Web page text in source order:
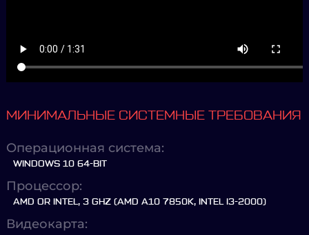
МИНИМАЛЬНЫЕ СИСТЕМНЫЕ ТРЕБОВАНИЯ
Операционная система:
WINDOWS 10 64-BIT
Процессор:
AMD OR INTEL, 3 GHZ (AMD A10 7850K, INTEL I3-2000)
Видеокарта: